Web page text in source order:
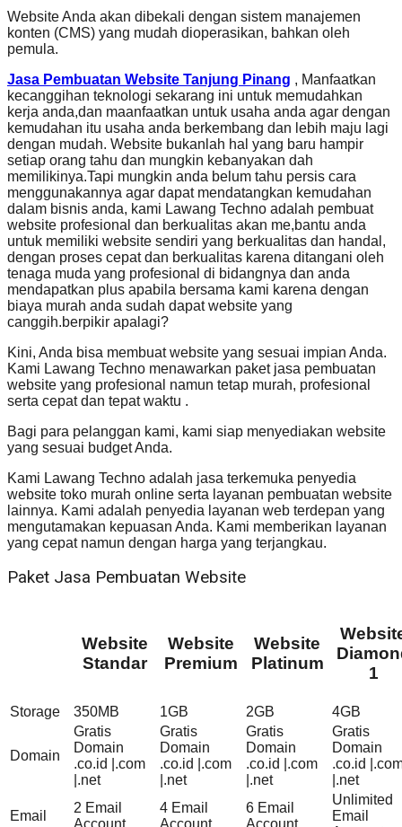
Website Anda akan dibekali dengan sistem manajemen
konten (CMS) yang mudah dioperasikan, bahkan oleh
pemula.
Jasa Pembuatan Website Tanjung Pinang , Manfaatkan
kecanggihan teknologi sekarang ini untuk memudahkan
kerja anda,dan maanfaatkan untuk usaha anda agar dengan
kemudahan itu usaha anda berkembang dan lebih maju lagi
dengan mudah. Website bukanlah hal yang baru hampir
setiap orang tahu dan mungkin kebanyakan dah
memilikinya.Tapi mungkin anda belum tahu persis cara
menggunakannya agar dapat mendatangkan kemudahan
dalam bisnis anda, kami Lawang Techno adalah pembuat
website profesional dan berkualitas akan me,bantu anda
untuk memiliki website sendiri yang berkualitas dan handal,
dengan proses cepat dan berkualitas karena ditangani oleh
tenaga muda yang profesional di bidangnya dan anda
mendapatkan plus apabila bersama kami karena dengan
biaya murah anda sudah dapat website yang
canggih.berpikir apalagi?
Kini, Anda bisa membuat website yang sesuai impian Anda.
Kami Lawang Techno menawarkan paket jasa pembuatan
website yang profesional namun tetap murah, profesional
serta cepat dan tepat waktu .
Bagi para pelanggan kami, kami siap menyediakan website
yang sesuai budget Anda.
Kami Lawang Techno adalah jasa terkemuka penyedia
website toko murah online serta layanan pembuatan website
lainnya. Kami adalah penyedia layanan web terdepan yang
mengutamakan kepuasan Anda. Kami memberikan layanan
yang cepat namun dengan harga yang terjangkau.
Paket Jasa Pembuatan Website
Website
Standar
Website
Premium
Website
Platinum
1
Storage 350MB 1GB 2GB 4GB
Domain
Gratis
Domain
.co.id |.com
|.net
Gratis
Domain
.co.id |.com
|.net
Gratis
Domain
.co.id |.com
|.net
Gratis
Domain
.co.id
|.net
Email
2 Email
Account
4 Email
Account
6 Email
Account
Unlimited
Email